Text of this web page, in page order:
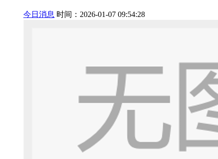
今日消息 时间：2026-01-07 09:54:28